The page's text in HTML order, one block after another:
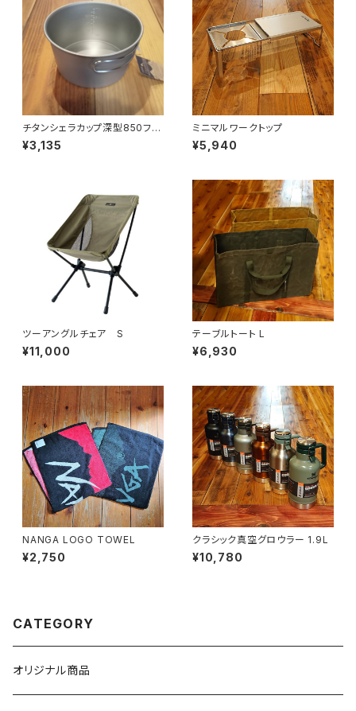
チタンシェラカップ深型850フォ
ールドハンドル(メモリ付)
¥3,135
ミニマルワークトップ
¥5,940
ツーアングルチェア S
¥11,000
テーブルトート L
¥6,930
NANGA LOGO TOWEL
¥2,750
クラシック真空グロウラー 1.9L
¥10,780
CATEGORY
オリジナル商品